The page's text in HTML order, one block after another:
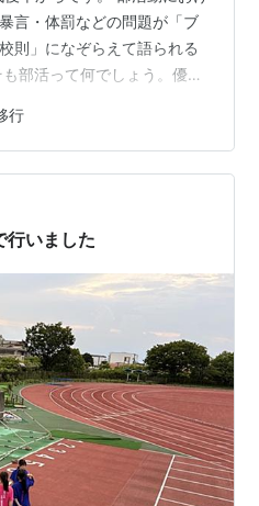
言・体罰などの問題が「ブ
則」になぞらえて語られる
部活って何でしょう。優秀
していく方がずっと合理的
やるようになったのでしょ
士の対抗意識を高めること
帯性を高めていく手段とし
ツは第一高等学校（東大の
行
行いました